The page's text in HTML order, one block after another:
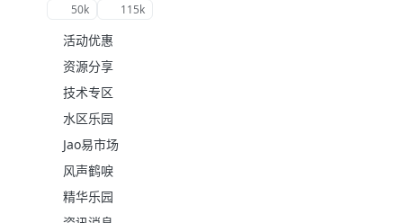
50k 115k
活动优惠
资源分享
技术专区
水区乐园
Jao易市场
风声鹤唳
精华乐园